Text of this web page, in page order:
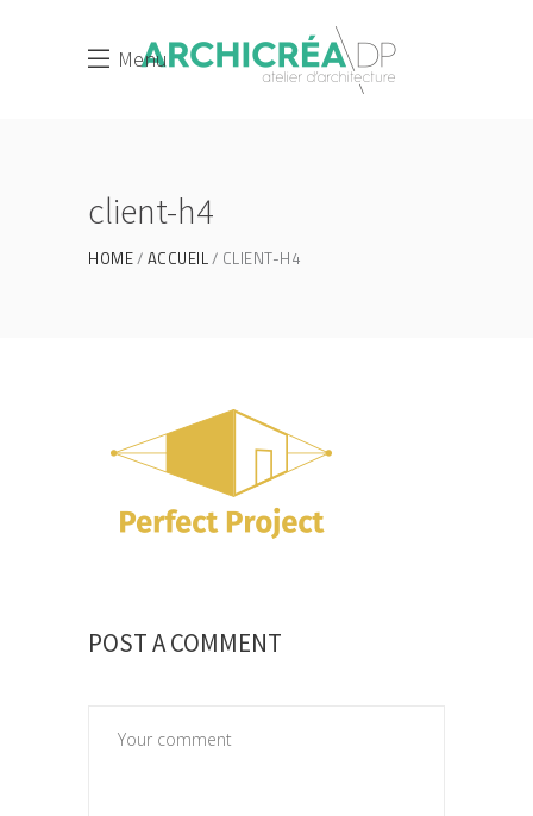
Menu
client-h4
HOME ACCUEIL CLIENT-H4
POST A COMMENT